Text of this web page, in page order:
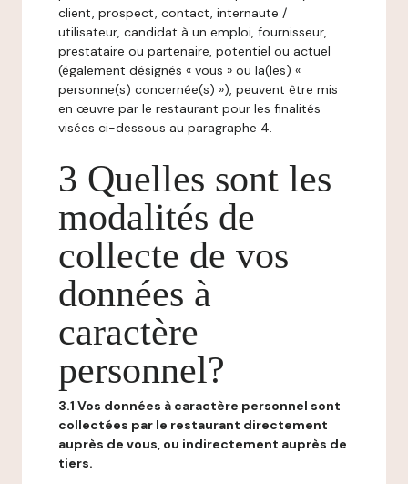
client, prospect, contact, internaute /
utilisateur, candidat à un emploi, fournisseur,
prestataire ou partenaire, potentiel ou actuel
(également désignés « vous » ou la(les) «
personne(s) concernée(s) »), peuvent être mis
en œuvre par le restaurant pour les finalités
visées ci-dessous au paragraphe 4.
3 Quelles sont les
modalités de
collecte de vos
données à
caractère
personnel?
3.1 Vos données à caractère personnel sont
collectées par le restaurant directement
auprès de vous, ou indirectement auprès de
tiers.